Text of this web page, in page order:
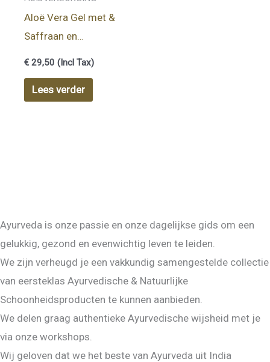
Aloë Vera Gel met &
Saffraan en
Kumkumadi Thailam
€ 29,50 (Incl Tax)
Lees verder
Ayurveda is onze passie en onze dagelijkse gids om een
gelukkig, gezond en evenwichtig leven te leiden.
We zijn verheugd je een vakkundig samengestelde collectie
van eersteklas Ayurvedische & Natuurlijke
Schoonheidsproducten te kunnen aanbieden.
We delen graag authentieke Ayurvedische wijsheid met je
via onze workshops.
Wij geloven dat we het beste van Ayurveda uit India